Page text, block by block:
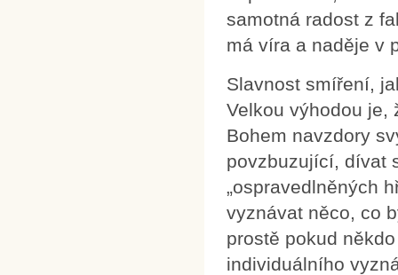
samotná radost z
má víra a naděje v
Slavnost smíření,
Velkou výhodou je,
Bohem navzdory
povzbuzující, dívat
„ospravedlněných
vyznávat něco, co
prostě pokud
individuálního